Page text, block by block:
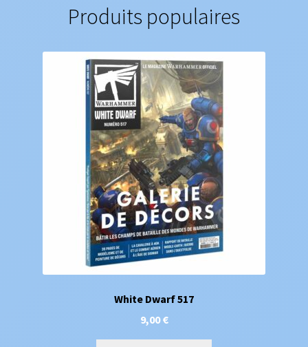
Produits populaires
White Dwarf 517
9,00€